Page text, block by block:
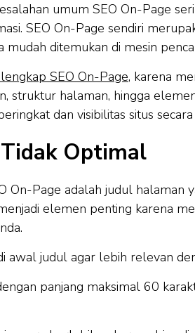
umum SEO On-Page
SEO On-Page sendiri
ditemukan di mesin
SEO On-Page, karena
struktur halaman, hingga
dan visibilitas situs secara
Optimal
On-Page adalah judul halaman
elemen penting karena
awal judul agar lebih relevan
panjang maksimal 60